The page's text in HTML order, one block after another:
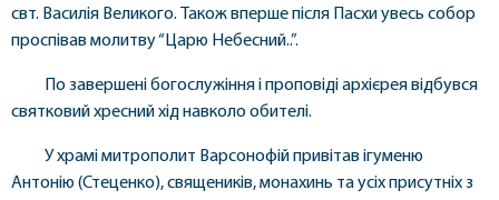
свт. Василія Великого. Також вперше після Пасхи увесь собор
проспівав молитву “Царю Небесний..”.
По завершені богослужіння і проповіді архієрея відбувся
святковий хресний хід навколо обителі.
У храмі митрополит Варсонофій привітав ігуменю
Антонію (Стеценко), священиків, монахинь та усіх присутніх з